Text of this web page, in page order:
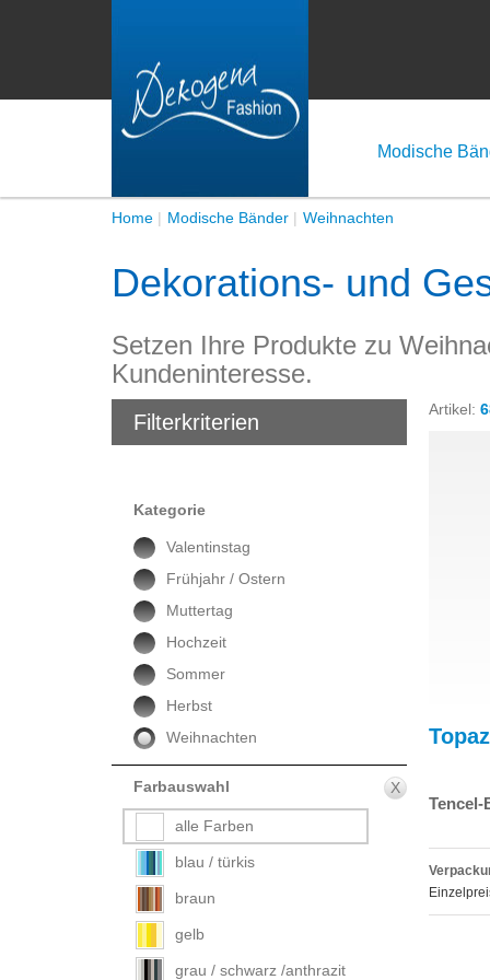
Modische
Home Modische Bänder Weihnachten
Dekorations- und
Setzen Ihre Produkte zu
Kundeninteresse.
Filterkriterien
Kategorie
Valentinstag
Frühjahr / Ostern
Muttertag
Hochzeit
Sommer
Herbst
Weihnachten
Farbauswahl X
alle Farben
blau / türkis
braun
gelb
grau / schwarz /anthrazit
Artikel:
Topaz